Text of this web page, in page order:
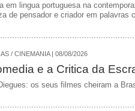
em lingua portuguesa na
de pensador e criador em palavras
/ CINEMANIA | 08/08/2026
e a Critica da
os seus filmes cheiram a